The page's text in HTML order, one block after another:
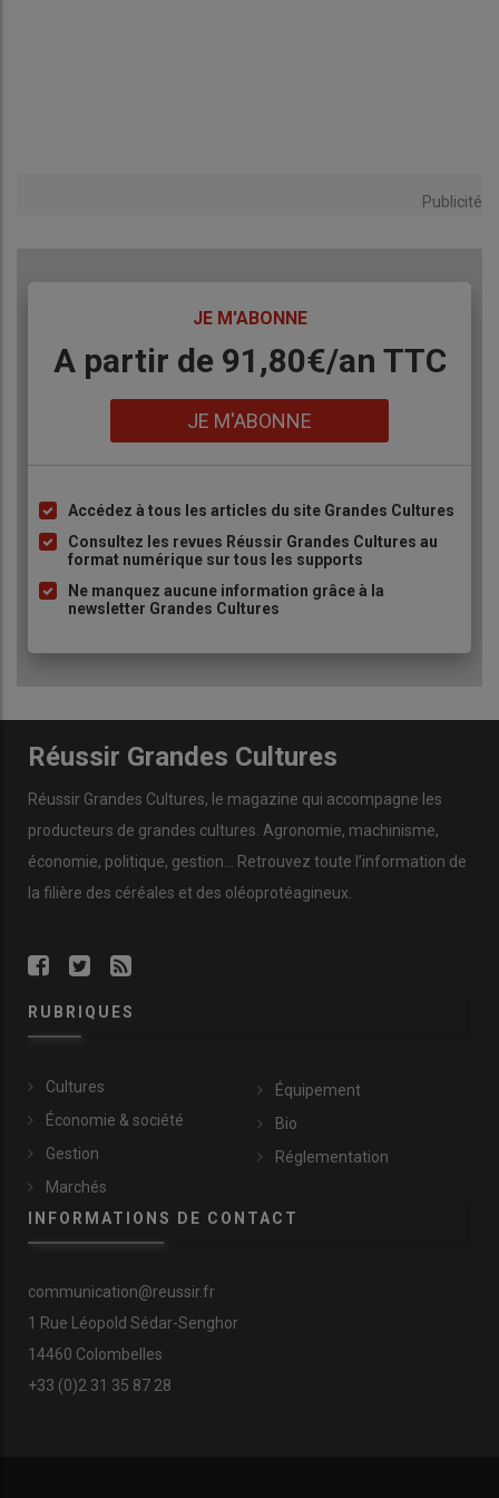
Publicité
JE M'ABONNE
Body
A partir de 91,80€/an​ TTC
JE M'ABONNE
Liste
à
puce
Accédez à tous les articles du site Grandes Cultures
Consultez les revues Réussir Grandes Cultures au
format numérique sur tous les supports
Ne manquez aucune information grâce à la
newsletter Grandes Cultures
Réussir Grandes Cultures
Réussir Grandes Cultures, le magazine qui accompagne les
producteurs de grandes cultures Agronomie, machinisme,
économie, politique, gestion … Retrouvez toute l’information de
la filière des céréales et des oléoprotéagineux
RUBRIQUES
Cultures
Économie & société
Gestion
Marchés
Équipement
Bio
Réglementation
INFORMATIONS DE CONTACT
communication@reussir.fr
1 Rue Léopold Sédar-Senghor
14460 Colombelles
+33 (0)2 31 35 87 28